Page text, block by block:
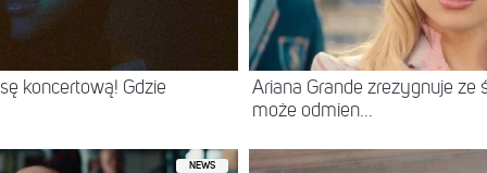
koncertową! Gdzie
Ariana Grande zrezygnuje ze
może odmien...
NEWS